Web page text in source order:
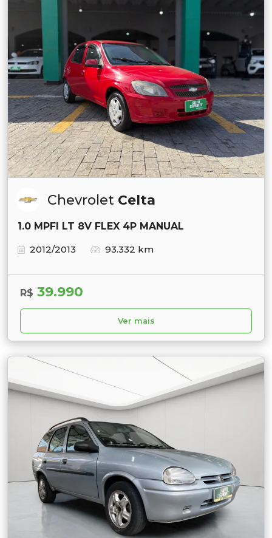
Chevrolet Celta
1.0 MPFI LT 8V FLEX 4P MANUAL
2012/2013
93.332 km
R$ 39.990
Ver mais